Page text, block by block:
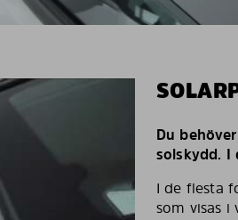
Du
solskydd. I
I de flesta
som visas i